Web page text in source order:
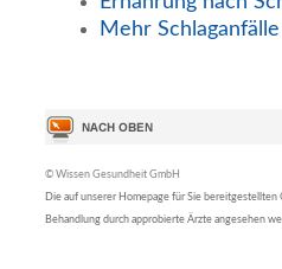
Mehr
© Wissen Gesundheit GmbH
Die auf unserer Homepage für Sie
Behandlung durch approbierte Ärzte angesehen